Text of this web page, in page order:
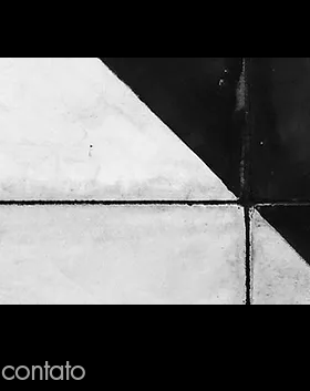
contato